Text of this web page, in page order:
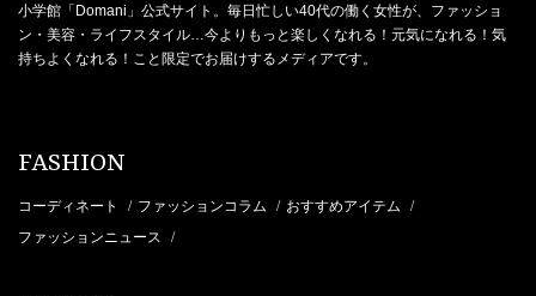
小学館「Domani」公式サイト。毎日忙しい40代の働く女性が、ファッショ
ン・美容・ライフスタイル…今よりもっと楽しくなれる！元気になれる！気
持ちよくなれる！こと限定でお届けするメディアです。
FASHION
コーディネート / ファッションコラム / おすすめアイテム /
ファッションニュース /